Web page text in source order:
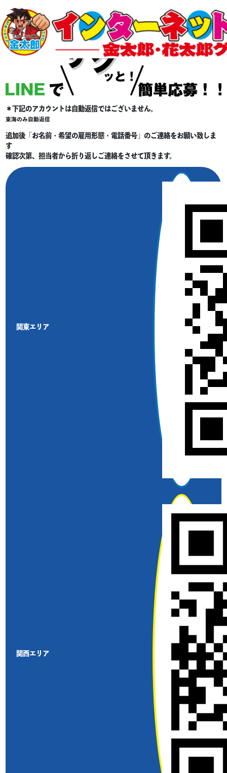
＊下記のアカウントは自動返信ではございません。
東海のみ自動返信
追加後「お名前・希望の雇用形態・電話番号」のご連絡をお願い致しま
す
確認次第、担当者から折り返しご連絡をさせて頂きます。
関東エリア
関西エリア